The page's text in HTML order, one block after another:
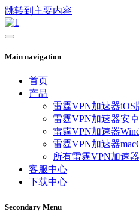
跳转到主要内容
Main navigation
首页
产品
雷霆VPN加速器iOS
雷霆VPN加速器安
雷霆VPN加速器
雷霆VPN加速器
所有雷霆VPN加速
客服中心
下载中心
Secondary Menu